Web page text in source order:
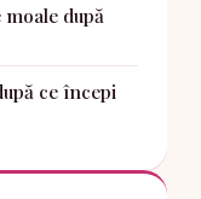
moale după
ce începi